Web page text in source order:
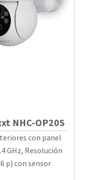
NHC-OP20S
con panel
GHz, Resolución
p) con sensor